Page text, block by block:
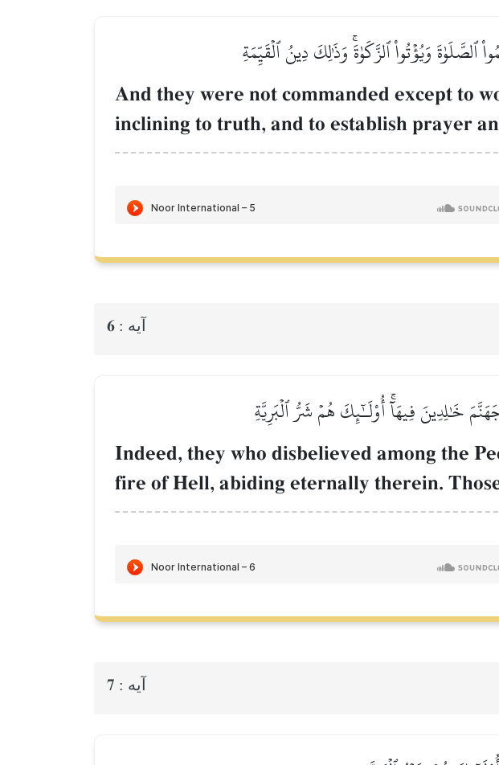
ٱلصَّلَوٰةَ وَيُؤۡتُواْ ٱلزَّكَوٰةَۚ وَذَٰلِكَ دِينُ ٱلۡقَيِّمَةِ
And they were not commanded except to
inclining to truth, and to establish prayer
آيه : 6
خَٰلِدِينَ فِيهَآۚ أُوْلَـٰٓئِكَ هُمۡ شَرُّ ٱلۡبَرِيَّةِ
Indeed, they who disbelieved among the
fire of Hell, abiding eternally therein.
آيه : 7